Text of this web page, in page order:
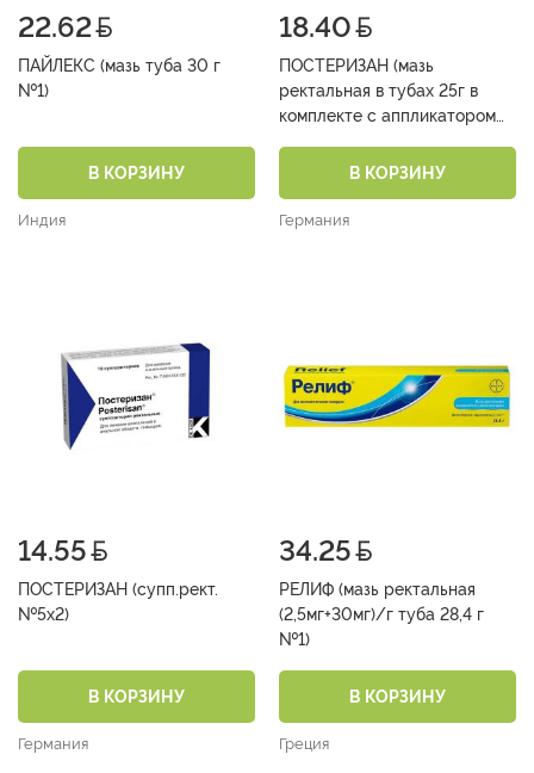
22.62
ПАЙЛЕКС (мазь туба 30 г
№1)
В КОРЗИНУ
Индия
18.40
ПОСТЕРИЗАН (мазь
ректальная в тубах 25г в
комплекте с аппликатором
В КОРЗИНУ
Германия
14.55
ПОСТЕРИЗАН (супп.рект.
№5х2)
В КОРЗИНУ
Германия
34.25
РЕЛИФ (мазь ректальная
(2,5мг+30мг)/г туба 28,4 г
№1)
В КОРЗИНУ
Греция